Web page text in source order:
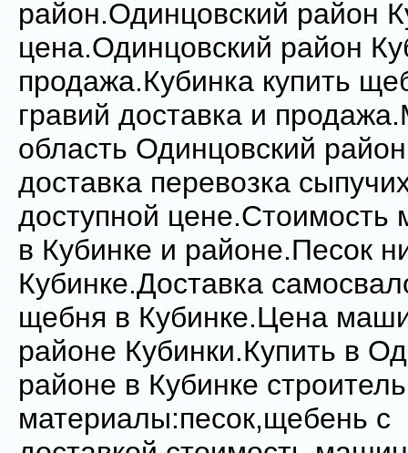
район.Одинцовский район
цена.Одинцовский район
продажа.Кубинка купить
гравий доставка и
область Одинцовский
доставка перевозка
доступной
в Кубинке и районе.Песок
Кубинке.Доставка
щебня в Кубинке.Цена
районе Кубинки.Купить в
районе в Кубинке
материалы:песок,щебень с